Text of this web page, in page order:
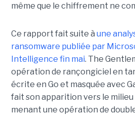
même que le chiffrement ne
Ce rapport fait suite à une
ransomware publiée par
Intelligence fin mai. The
opération de rançongiciel en
écrite en Go et masquée avec
fait son apparition vers le milieu
menant une opération de